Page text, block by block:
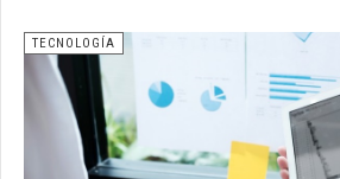
TECNOLOGÍA